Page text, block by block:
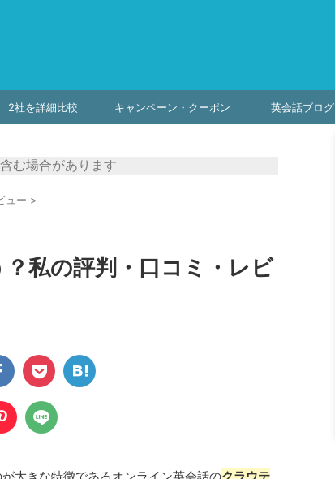
2社を詳細比較 キャンペーン・クーポン 英会話ブログ
む場合があります
ュー >
私の評判・口コミ・レビ